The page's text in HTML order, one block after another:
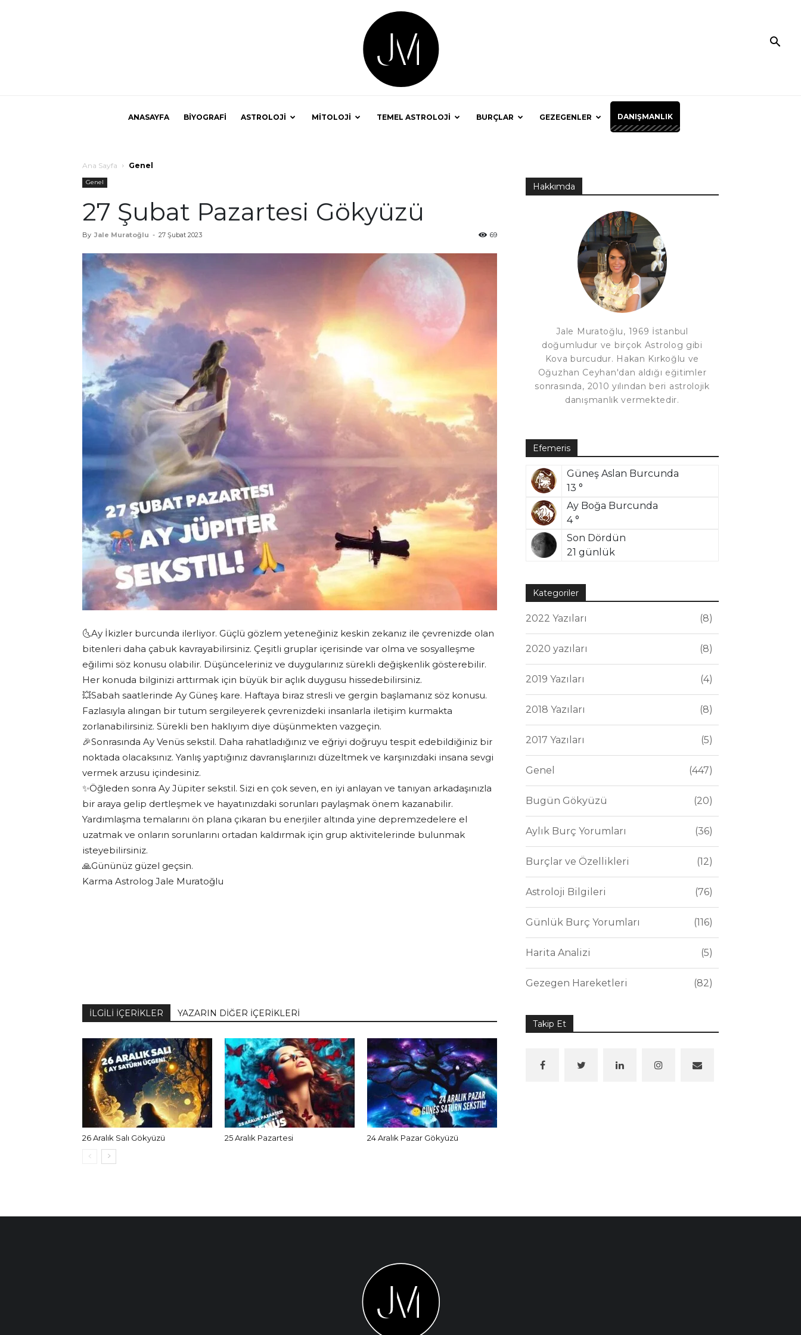
ANASAYFA BİYOGRAFİ ASTROLOJİ MİTOLOJİ TEMEL ASTROLOJİ BURÇLAR GEZEGENLER DANIŞMANLIK
Ana Sayfa Genel
Genel
27 Şubat Pazartesi Gökyüzü
By Jale Muratoğlu - 27 Şubat 2023 69
🌜Ay İkizler burcunda ilerliyor. Güçlü gözlem yeteneğiniz keskin zekanız ile çevrenizde olan
bitenleri daha çabuk kavrayabilirsiniz. Çeşitli gruplar içerisinde var olma ve sosyalleşme
eğilimi söz konusu olabilir. Düşünceleriniz ve duygularınız sürekli değişkenlik gösterebilir.
Her konuda bilginizi arttırmak için büyük bir açlık duygusu hissedebilirsiniz.
💥Sabah saatlerinde Ay Güneş kare. Haftaya biraz stresli ve gergin başlamanız söz konusu.
Fazlasıyla alıngan bir tutum sergileyerek çevrenizdeki insanlarla iletişim kurmakta
zorlanabilirsiniz. Sürekli ben haklıyım diye düşünmekten vazgeçin.
🎉Sonrasında Ay Venüs sekstil. Daha rahatladığınız ve eğriyi doğruyu tespit edebildiğiniz bir
noktada olacaksınız. Yanlış yaptığınız davranışlarınızı düzeltmek ve karşınızdaki insana sevgi
vermek arzusu içindesiniz.
✨Öğleden sonra Ay Jüpiter sekstil. Sizi en çok seven, en iyi anlayan ve tanıyan arkadaşınızla
bir araya gelip dertleşmek ve hayatınızdaki sorunları paylaşmak önem kazanabilir.
Yardımlaşma temalarını ön plana çıkaran bu enerjiler altında yine depremzedelere el
uzatmak ve onların sorunlarını ortadan kaldırmak için grup aktivitelerinde bulunmak
isteyebilirsiniz.
🙏Gününüz güzel geçsin.
Karma Astrolog Jale Muratoğlu
İLGİLİ İÇERİKLER YAZARIN DİĞER İÇERİKLERİ
26 Aralık Salı Gökyüzü 25 Aralık Pazartesi 24 Aralık Pazar Gökyüzü
Hakkımda
Jale Muratoğlu, 1969 İstanbul
doğumludur ve birçok Astrolog gibi
Kova burcudur. Hakan Kırkoğlu ve
Oğuzhan Ceyhan'dan aldığı eğitimler
sonrasında, 2010 yılından beri astrolojik
danışmanlık vermektedir.
Efemeris
Güneş Aslan Burcunda
13 °
Ay Boğa Burcunda
4 °
Son Dördün
21 günlük
Kategoriler
2022 Yazıları 8
2020 yazıları 8
2019 Yazıları 4
2018 Yazıları 8
2017 Yazıları 5
Genel 447
Bugün Gökyüzü 20
Aylık Burç Yorumları 36
Burçlar ve Özellikleri 12
Astroloji Bilgileri 76
Günlük Burç Yorumları 116
Harita Analizi 5
Gezegen Hareketleri 82
Takip Et